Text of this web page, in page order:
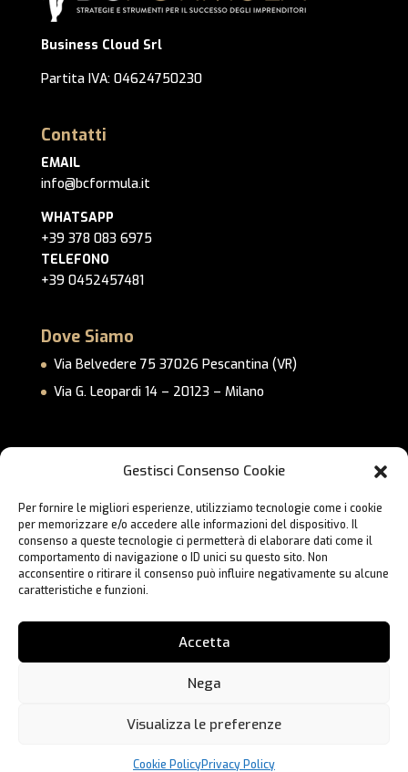
Gestisci Consenso Cookie
Per fornire le migliori esperienze, utilizziamo tecnologie come i cookie
per memorizzare e/o accedere alle informazioni del dispositivo. Il
consenso a queste tecnologie ci permetterà di elaborare dati come il
comportamento di navigazione o ID unici su questo sito. Non
acconsentire o ritirare il consenso può influire negativamente su alcune
caratteristiche e funzioni.
Accetta
Nega
Visualizza le preferenze
Cookie PolicyPrivacy Policy
Business Cloud Srl
Partita IVA: 04624750230
Contatti
EMAIL
info@bcformula.it
WHATSAPP
+39 378 083 6975
TELEFONO
+39 0452457481
Dove Siamo
Via Belvedere 75 37026 Pescantina (VR)
Via G. Leopardi 14 – 20123 – Milano
Link Utili
Cookie Policy
Lavora con Noi
Contatti
Webbo.eu
Hai bisogno di aiuto?